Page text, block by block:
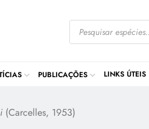
PUBLICAÇÕES LINKS ÚTEIS
(Carcelles, 1953)